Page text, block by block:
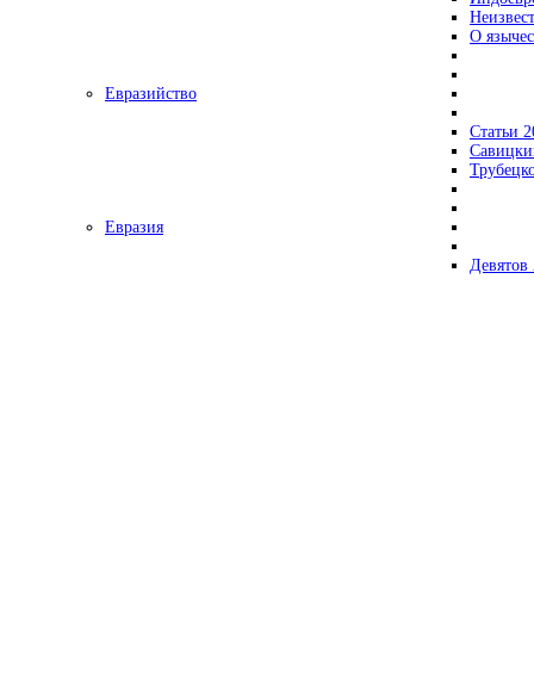
О
Евразийство
Статьи
Евразия